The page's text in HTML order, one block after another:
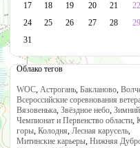
17
18 19 20 21 22
24
25 26 27 28 29
31
Облако тегов
WOC, Астрогань, Бакланово,
Всероссийские соревнования
Вязовенька, Звёздное небо, Зимний
Чемпионат и Первенство области,
горы, Колодня, Лесная карусель,
Митинские карьеры, Нижняя